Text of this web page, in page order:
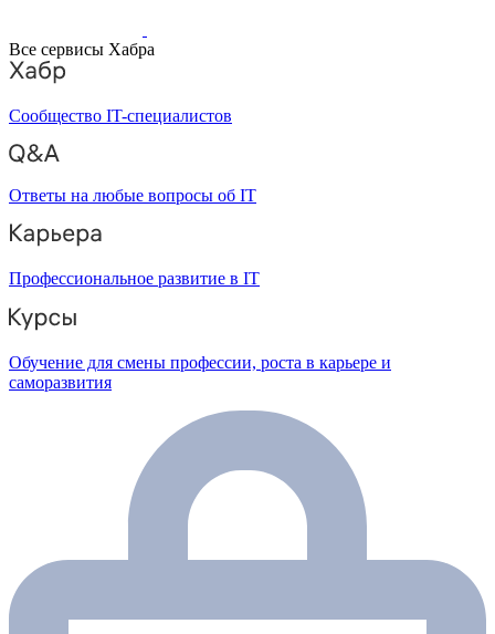
Все сервисы Хабра
Сообщество IT-специалистов
Ответы на любые вопросы об IT
Профессиональное развитие в IT
Обучение для смены профессии, роста в карьере и
саморазвития